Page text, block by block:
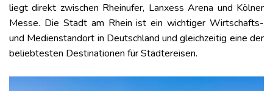
liegt direkt zwischen Rheinufer, Lanxess Arena und Kölner
Messe. Die Stadt am Rhein ist ein wichtiger Wirtschafts-
und Medienstandort in Deutschland und gleichzeitig eine der
beliebtesten Destinationen für Städtereisen.